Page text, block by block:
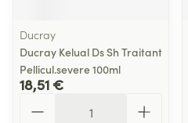
Ducray
Ducray Kelual Ds Sh Traitant
Pellicul.severe 100ml
18,51 €